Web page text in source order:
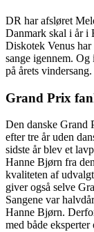
DR har afsløret
Danmark skal i år i
Diskotek Venus
sange igennem.
på årets vindersang.
Grand Prix
Den danske Grand
efter tre år uden
sidste år blev et
Hanne Bjørn fra
kvaliteten af
giver også selve
Sangene var
Hanne Bjørn.
med både